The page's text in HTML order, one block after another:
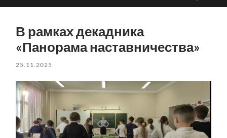
В рамках декадника
«Панорама наставничества»
25.11.2025